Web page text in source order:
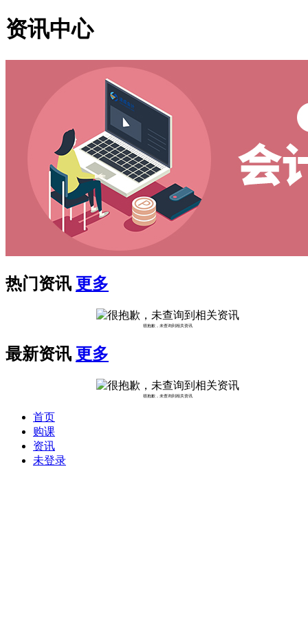
资讯中心
热门资讯 更多
很抱歉，未查询到相关资讯
最新资讯 更多
很抱歉，未查询到相关资讯
首页
购课
资讯
未登录